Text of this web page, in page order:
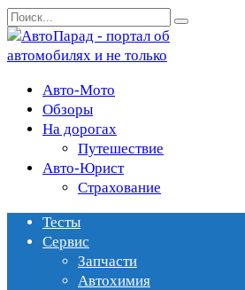
Перейти
к
содержанию
Search
for:
Авто-Мото
Обзоры
На дорогах
Путешествие
Авто-Юрист
Страхование
Тесты
Сервис
Запчасти
Автохимия